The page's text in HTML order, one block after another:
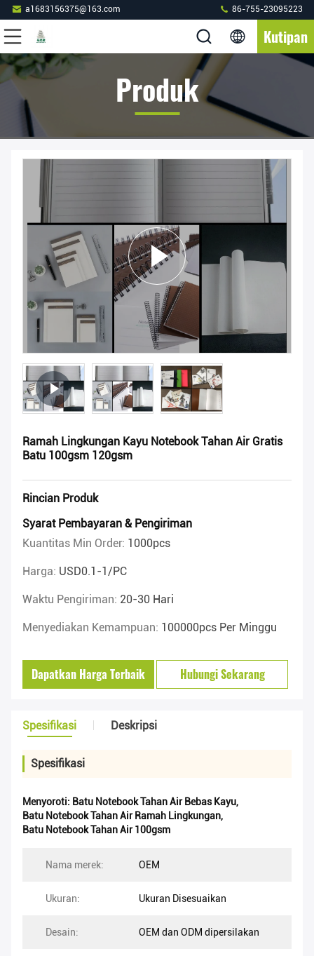
a1683156375@163.com 86-755-23095223
Kutipan
Produk
Ramah Lingkungan Kayu Notebook Tahan Air Gratis
Batu 100gsm 120gsm
Rincian Produk
Syarat Pembayaran & Pengiriman
Kuantitas Min Order: 1000pcs
Harga: USD0.1-1/PC
Waktu Pengiriman: 20-30 Hari
Menyediakan Kemampuan: 100000pcs Per Minggu
Dapatkan Harga Terbaik Hubungi Sekarang
Spesifikasi Deskripsi
Spesifikasi
Menyoroti: Batu Notebook Tahan Air Bebas Kayu,
Batu Notebook Tahan Air Ramah Lingkungan,
Batu Notebook Tahan Air 100gsm
Nama merek: OEM
Ukuran: Ukuran Disesuaikan
Desain: OEM dan ODM dipersilakan